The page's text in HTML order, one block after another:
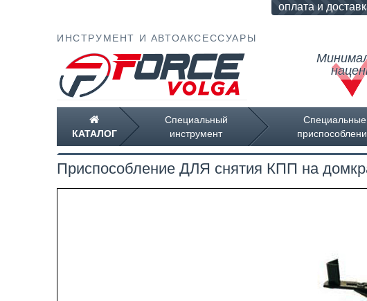
ИНСТРУМЕНТ И АВТОАКСЕССУАРЫ
оплата и
32318
на
КАТАЛОГ
Специальный
инструмент
Специальные
Приспособление ДЛЯ снятия КПП на